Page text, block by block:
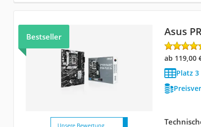
Bestseller Asus
ab 119,00
Platz
Unsere Bewertung